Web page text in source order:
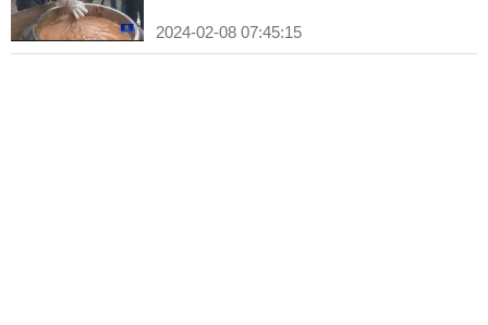
2024-02-08 07:45:15